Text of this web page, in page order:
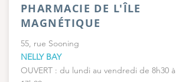
PHARMACIE DE L'ÎLE
MAGNÉTIQUE
55, rue Sooning
NELLY BAY
OUVERT : du lundi au vendredi de 8h30 à